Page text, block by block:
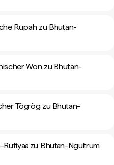
Rupiah zu Bhutan-
Won zu Bhutan-
Tögrög zu Bhutan-
zu Bhutan-Ngultrum